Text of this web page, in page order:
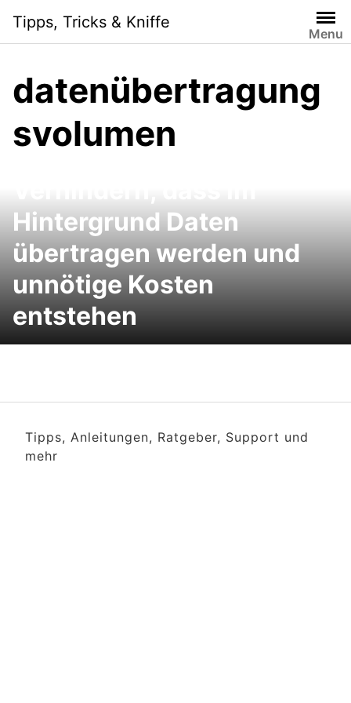
content
Tipps, Tricks & Kniffe
Menu
datenübertragung
svolumen
Hintergrund Daten
übertragen werden und
unnötige Kosten
entstehen
Tipps, Anleitungen, Ratgeber, Support und
mehr